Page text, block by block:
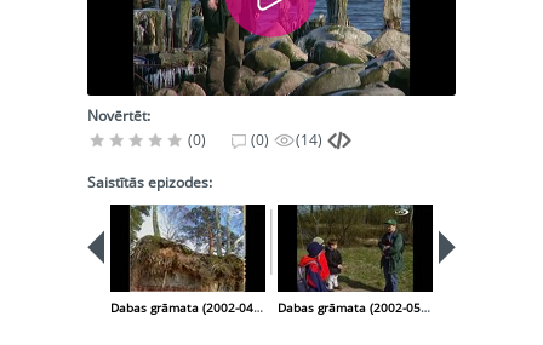
Novērtēt:
(0)
(0) (14)
Saistītās epizodes:
Dabas grāmata (2002-04-03) Dabas grāmata (2002-05-02)